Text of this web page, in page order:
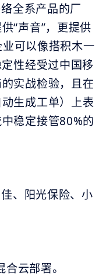
全系产品的厂
“声音”，更提供
可以像搭积木一
性经受过中国移
实战检验，且在
生成工单）上表
稳定接管80%的
、阳光保险、小
云部署。